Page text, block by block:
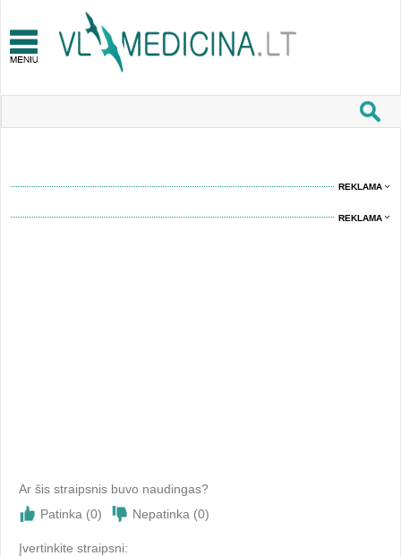
REKLAMA
REKLAMA
Ar šis straipsnis buvo naudingas?
Patinka (0) Nepatinka (0)
Įvertinkite straipsni: